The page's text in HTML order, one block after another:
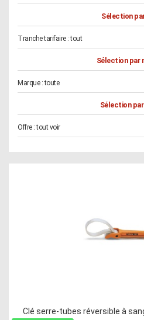
Sélection
Tranche tarifaire :tout
Sélection par
Marque :toute
Sélection
Offre :tout voir
Clé serre-tubes réversible à